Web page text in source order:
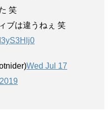
笑
ブは違うねぇ 笑
Wed Jul 17